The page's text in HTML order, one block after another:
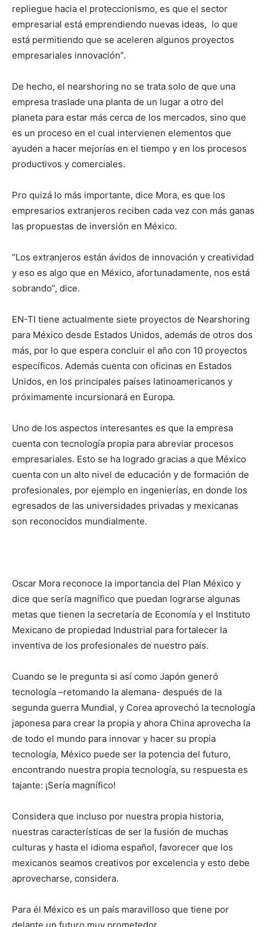
repliegue hacia el proteccionismo, es que el sector
empresarial está emprendiendo nuevas ideas, lo que
está permitiendo que se aceleren algunos proyectos
empresariales innovación”.
De hecho, el nearshoring no se trata solo de que una
empresa traslade una planta de un lugar a otro del
planeta para estar más cerca de los mercados, sino que
es un proceso en el cual intervienen elementos que
ayuden a hacer mejorías en el tiempo y en los procesos
productivos y comerciales.
Pro quizá lo más importante, dice Mora, es que los
empresarios extranjeros reciben cada vez con más ganas
las propuestas de inversión en México.
“Los extranjeros están ávidos de innovación y creatividad
y eso es algo que en México, afortunadamente, nos está
sobrando”, dice.
EN-TI tiene actualmente siete proyectos de Nearshoring
para México desde Estados Unidos, además de otros dos
más, por lo que espera concluir el año con 10 proyectos
específicos. Además cuenta con oficinas en Estados
Unidos, en los principales países latinoamericanos y
próximamente incursionará en Europa.
Uno de los aspectos interesantes es que la empresa
cuenta con tecnología propia para abreviar procesos
empresariales. Esto se ha logrado gracias a que México
cuenta con un alto nivel de educación y de formación de
profesionales, por ejemplo en ingenierías, en donde los
egresados de las universidades privadas y mexicanas
son reconocidos mundialmente.
Oscar Mora reconoce la importancia del Plan México y
dice que sería magnífico que puedan lograrse algunas
metas que tienen la secretaría de Economía y el Instituto
Mexicano de propiedad Industrial para fortalecer la
inventiva de los profesionales de nuestro país.
Cuando se le pregunta si así como Japón generó
tecnología –retomando la alemana- después de la
segunda guerra Mundial, y Corea aprovechó la tecnología
japonesa para crear la propia y ahora China aprovecha la
de todo el mundo para innovar y hacer su propia
tecnología, México puede ser la potencia del futuro,
encontrando nuestra propia tecnología, su respuesta es
tajante: ¡Sería magnífico!
Considera que incluso por nuestra propia historia,
nuestras características de ser la fusión de muchas
culturas y hasta el idioma español, favorecer que los
mexicanos seamos creativos por excelencia y esto debe
aprovecharse, considera.
Para él México es un país maravilloso que tiene por